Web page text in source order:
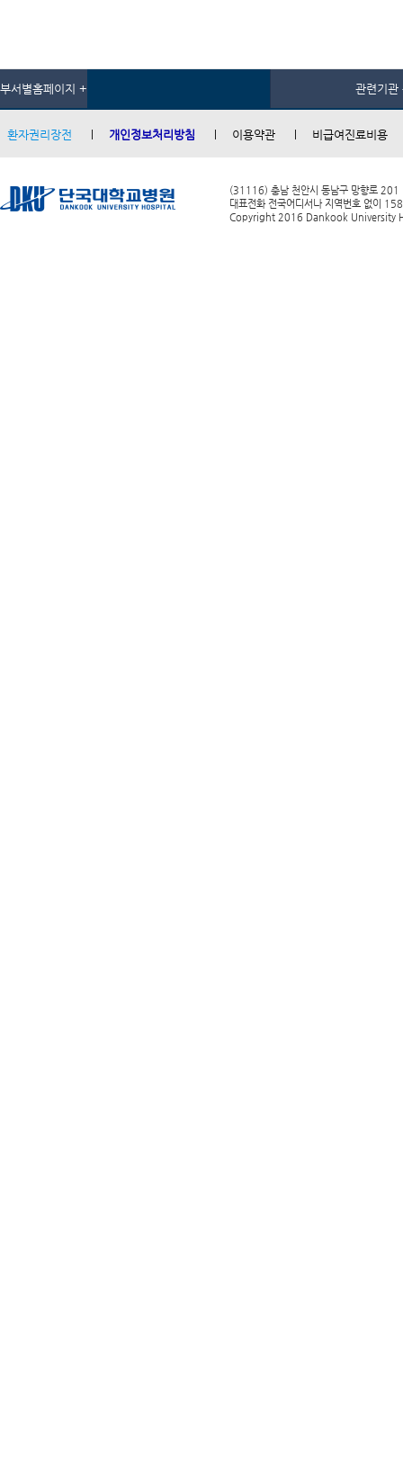
부서별홈페이지 + 관련기관
환자권리장전 개인정보처리방침 이용약관 비급여진료비용
(31116) 충남 천안시 동남구 망향로 201
대표전화 전국어디서나 지역번호 없이
Copyright 2016 Dankook University